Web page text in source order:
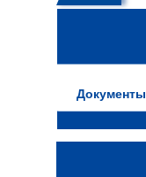
Документы